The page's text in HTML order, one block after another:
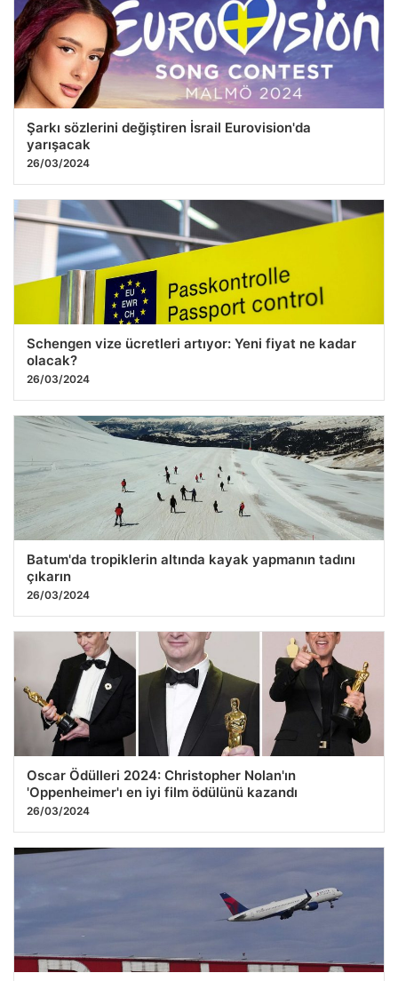
Şarkı sözlerini değiştiren İsrail Eurovision'da
yarışacak
26/03/2024
Schengen vize ücretleri artıyor: Yeni fiyat ne kadar
olacak?
26/03/2024
Batum'da tropiklerin altında kayak yapmanın tadını
çıkarın
26/03/2024
Oscar Ödülleri 2024: Christopher Nolan'ın
'Oppenheimer'ı en iyi film ödülünü kazandı
26/03/2024